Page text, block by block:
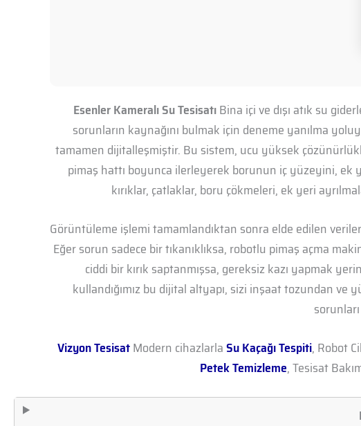
Esenler Kameralı Su TesisatıBina içi ve dışı atık su
sorunların kaynağını bulmak için deneme yanılma
tamamen dijitalleşmiştir. Bu sistem, ucu yüksek
pimaş hattı boyunca ilerleyerek borunun iç yüzeyini, ek
kırıklar, çatlaklar, boru çökmeleri, ek yeri
Görüntüleme işlemi tamamlandıktan sonra elde edilen veriler
Eğer sorun sadece bir tıkanıklıksa, robotlu pimaş açma
ciddi bir kırık saptanmışsa, gereksiz kazı yapmak
kullandığımız bu dijital altyapı, sizi inşaat tozundan ve
Vizyon TesisatModern cihazlarlaSu Kaçağı Tespiti, Robot
Petek Temizleme, Tesisat